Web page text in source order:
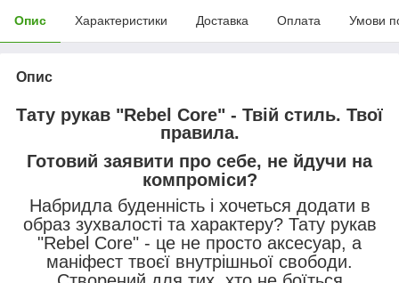
Опис Характеристики Доставка Оплата Умови
Опис
Тату рукав "Rebel Core" - Твій стиль. Твої
правила.
Готовий заявити про себе, не йдучи на
компроміси?
Набридла буденність і хочеться додати в
образ зухвалості та характеру? Тату рукав
"Rebel Core" - це не просто аксесуар, а
маніфест твоєї внутрішньої свободи.